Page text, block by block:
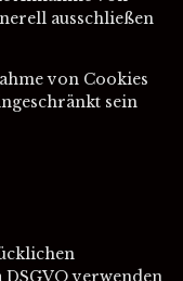
ausschließen
von Cookies
sein
verwenden